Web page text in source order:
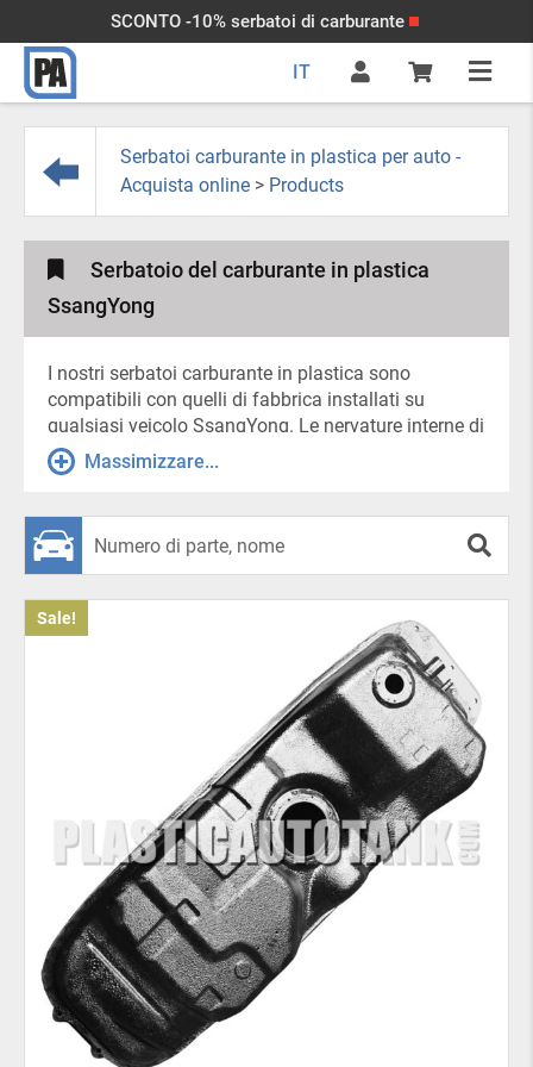
SCONTO -10% serbatoi di carburante
IT
Serbatoi carburante in plastica per auto -
Acquista online > Products
Serbatoio del carburante in plastica
SsangYong
I nostri serbatoi carburante in plastica sono
compatibili con quelli di fabbrica installati su
qualsiasi veicolo SsangYong. Le nervature interne di
rinforzo aumentano la durata. Allo stesso tempo,
hanno il compito di dividere il serbatoio in sezioni,
manovre improvvise.
I punti di fissaggio sul serbatoio sono posizionati
esattamente secondo quelli di fabbrica, quindi non
ci sono dubbi sulla sostituzione: il serbatoio viene
inserito ordinatamente nello slot standard senza
Quando dovresti cambiare il
serbatoio del carburante della
tua auto?
Si consiglia di sostituire il serbatoio del carburante
standard con uno in plastica se quello vecchio ha
perso la tenuta. Oppure se i fissaggi o la struttura
stessa risultano danneggiati. Ad esempio, quando
l’auto è coinvolta in un incidente. A volte è
necessario cambiare il serbatoio a causa di additivi
di scarsa qualità che corrodono il metallo fino a far
Massimizzare...
Sale!